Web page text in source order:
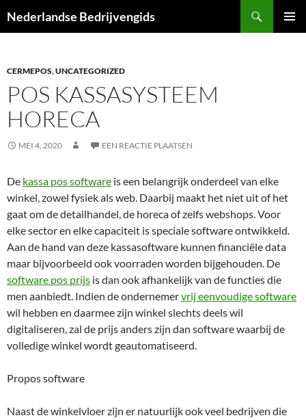
naar
Nederlandse Bedrijvengids
CERMEPOS,UNCATEGORIZED
POS KASSASYSTEEM
HORECA
MEI 4, 2020 EEN REACTIE PLAATSEN
De kassa pos software is een belangrijk onderdeel van elke
winkel, zowel fysiek als web. Daarbij maakt het niet uit of het
gaat om de detailhandel, de horeca of zelfs webshops. Voor
elke sector en elke capaciteit is speciale software ontwikkeld.
Aan de hand van deze kassasoftware kunnen financiële data
maar bijvoorbeeld ook voorraden worden bijgehouden. De
software pos prijs is dan ook afhankelijk van de functies die
men aanbiedt. Indien de ondernemervrij eenvoudige software
wil hebben en daarmee zijn winkel slechts deels wil
digitaliseren, zal de prijs anders zijn dan software waarbij de
volledige winkel wordt geautomatiseerd.
Propos software
Naast de winkelvloer zijn er natuurlijk ook veel bedrijven die